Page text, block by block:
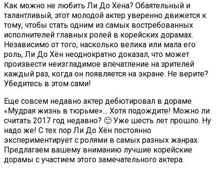
Как можно не любить Ли До Хёна? Обаятельный и
талантливый, этот молодой актер уверенно движется к
тому, чтобы стать одним из самых востребованных
исполнителей главных ролей в корейских дорамах.
Независимо от того, насколько велика или мала его
роль, Ли До Хён неоднократно доказал, что может
произвести неизгладимое впечатление на зрителей
каждый раз, когда он появляется на экране. Не верите?
Убедитесь в этом сами!
Еще совсем недавно актер дебютировал в дораме
«Мудрая жизнь в тюрьме»… Хотя подождите! Можно ли
считать 2017 год недавно? 🙂 Уже шесть лет прошло. Ну
надо же! С тех пор Ли До Хён постоянно
экспериментирует с ролями в самых разных жанрах.
Предлагаем вашему вниманию лучшие корейские
дорамы с участием этого замечательного актера.